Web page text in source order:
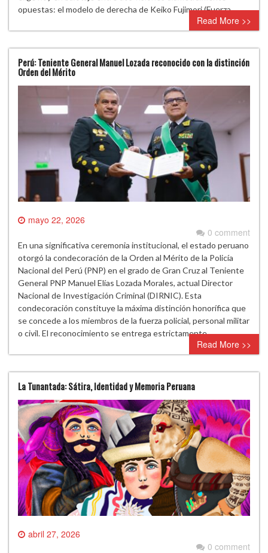
opuestas: el modelo de derecha de Keiko Fujimori (Fuerza…
Read More >>
Perú: Teniente General Manuel Lozada reconocido con la distinción
Orden del Mérito
mayo 22, 2026
0 comment
En una significativa ceremonia institucional, el estado peruano
otorgó la condecoración de la Orden al Mérito de la Policía
Nacional del Perú (PNP) en el grado de Gran Cruz al Teniente
General PNP Manuel Elías Lozada Morales, actual Director
Nacional de Investigación Criminal (DIRNIC). Esta
condecoración constituye la máxima distinción honorífica que
se concede a los miembros de la fuerza policial, personal militar
o civil. El reconocimiento se entrega estrictamente…
Read More >>
La Tunantada: Sátira, Identidad y Memoria Peruana
abril 27, 2026
0 comment